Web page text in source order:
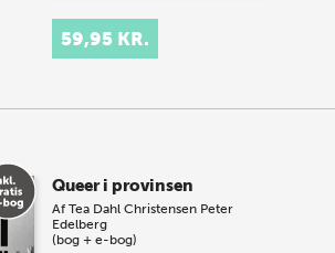
59,95 KR.
Queer i provinsen
AfTea Dahl Christensen Peter
Edelberg
(bog + e-bog)